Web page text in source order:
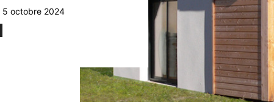
5 octobre 2024